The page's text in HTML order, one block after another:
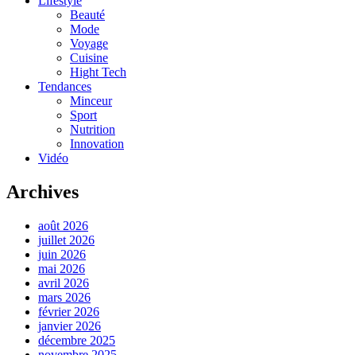
Beauté
Mode
Voyage
Cuisine
Hight Tech
Tendances
Minceur
Sport
Nutrition
Innovation
Vidéo
Archives
août 2026
juillet 2026
juin 2026
mai 2026
avril 2026
mars 2026
février 2026
janvier 2026
décembre 2025